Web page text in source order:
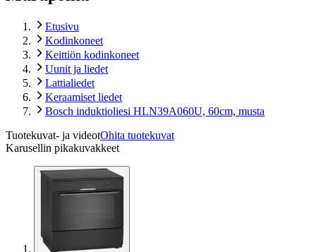
Etusivu
Kodinkoneet
Keittiön kodinkoneet
Uunit ja liedet
Lattialiedet
Keraamiset liedet
Bosch induktioliesi HLN39A060U, 60cm, musta
Tuotekuvat- ja videotOhita tuotekuvat
Karusellin pikakuvakkeet